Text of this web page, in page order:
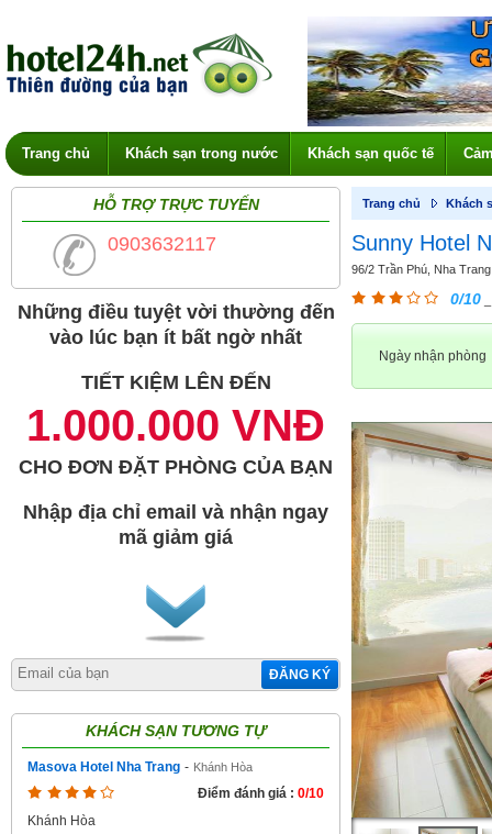
Trang chủ Khách sạn trong nước Khách sạn quốc tế
HỖ TRỢ TRỰC TUYẾN
0903632117
Những điều tuyệt vời thường đến
vào lúc bạn ít bất ngờ nhất
TIẾT KIỆM LÊN ĐẾN
1.000.000 VNĐ
CHO ĐƠN ĐẶT PHÒNG CỦA BẠN
Nhập địa chỉ email và nhận ngay
mã giảm giá
ĐĂNG KÝ
KHÁCH SẠN TƯƠNG TỰ
Masova Hotel Nha Trang - Khánh Hòa
Điểm đánh giá : 0/10
Khánh Hòa
Trang chủ Khách
Sunny Hotel
96/2 Trần Phú, Nha
0/10
Ngày nhận phòng